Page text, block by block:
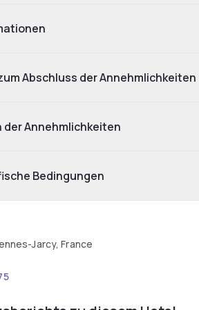
Abschluss der Annehmlichkeiten
Annehmlichkeiten
Bedingungen
Jarcy, France